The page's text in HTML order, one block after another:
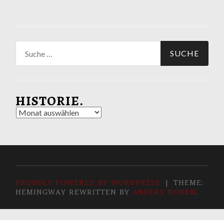
nach:
HISTORIE.
Historie.
PROUDLY POWERED BY WORDPRESS |
THEME:
HEMINGWAY REWRITTEN BYANDERS NORÉN.